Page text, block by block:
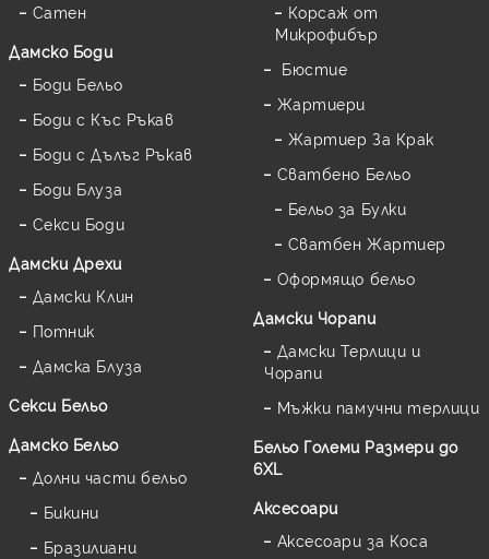
Сатен
Дамскo Боди
Боди Бельо
Боди с Къс Ръкав
Боди с Дълъг Ръкав
Боди Блуза
Секси Боди
Дамски Дрехи
Дамски Клин
Потник
Дамска Блуза
Секси Бельо
Дамско Бельо
Долни части бельо
Бикини
Бразилиани
Корсаж от
Микрофибър
Бюстие
Жартиери
Жартиер За Крак
Сватбено Бельо
Бельо за Булки
Сватбен Жартиер
Оформящо бельо
Дамски Чорапи
Дамски Терлици и
Чорапи
Мъжки памучни терлици
Бельо Големи Размери до
6XL
Аксесоари
Аксесоари за Коса